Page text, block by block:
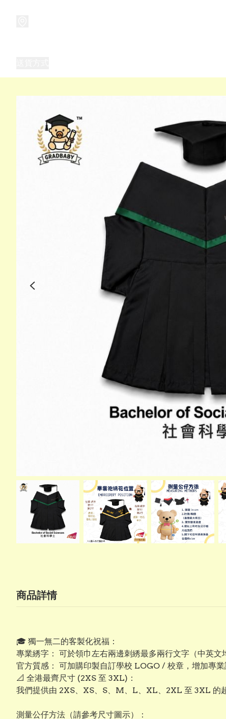
商品詳情
​🎓 獨一無二的客製化祝福：
專業綉字： 可於領巾左右兩邊刺綉最多兩行文字（中英文
官方質感： 可加購印製自訂學校 LOGO / 校章，增加專業
​📐 全港最齊尺寸 (2XS 至 3XL)：
我們提供由 2XS、XS、S、M、L、XL、2XL 至 3XL 的
測量公仔方法（請參考尺寸圖示）：